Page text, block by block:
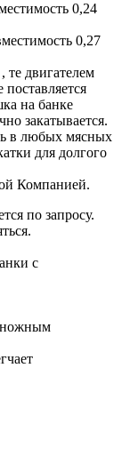
0,24
0,27
те двигателем
на банке
закатывается.
в любых мясных
для долгого
Компанией.
по запросу.
с
ножным